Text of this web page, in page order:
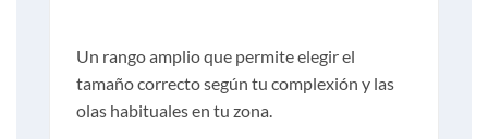
Un rango amplio que permite elegir el
tamaño correcto según tu complexión y las
olas habituales en tu zona.